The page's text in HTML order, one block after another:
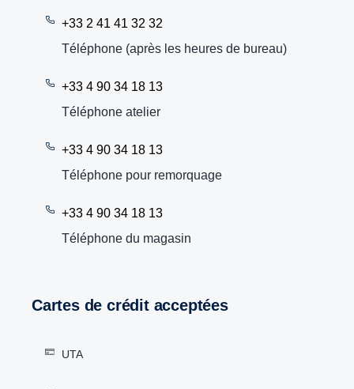
+33 2 41 41 32 32
Téléphone (après les heures de bureau)
+33 4 90 34 18 13
Téléphone atelier
+33 4 90 34 18 13
Téléphone pour remorquage
+33 4 90 34 18 13
Téléphone du magasin
Cartes de crédit acceptées
UTA